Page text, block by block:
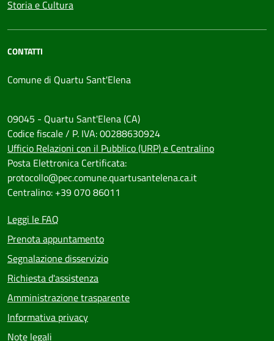
Storia e Cultura
CONTATTI
Comune di Quartu Sant'Elena
09045 - Quartu Sant'Elena (CA)
Codice fiscale / P. IVA: 00288630924
Ufficio Relazioni con il Pubblico (URP) e Centralino
Posta Elettronica Certificata:
protocollo@pec.comune.quartusantelena.ca.it
Centralino: +39 070 86011
Leggi le FAQ
Prenota appuntamento
Segnalazione disservizio
Richiesta d'assistenza
Amministrazione trasparente
Informativa privacy
Note legali